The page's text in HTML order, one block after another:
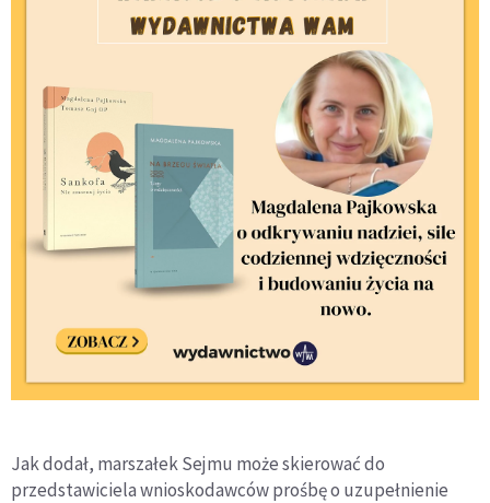
Jak dodał, marszałek Sejmu może skierować do
przedstawiciela wnioskodawców prośbę o uzupełnienie